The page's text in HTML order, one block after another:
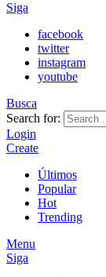
Siga
facebook
twitter
instagram
youtube
Busca
Search for:
Login
Create
Últimos
Popular
Hot
Trending
Menu
Siga